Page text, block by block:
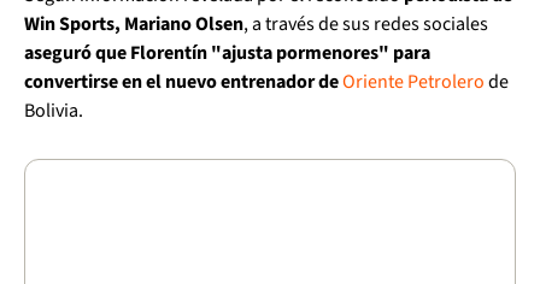
Win Sports, Mariano Olsen, a través de sus redes sociales
aseguró que Florentín "ajusta pormenores" para
convertirseen el nuevo entrenador deOriente Petrolerode
Bolivia.